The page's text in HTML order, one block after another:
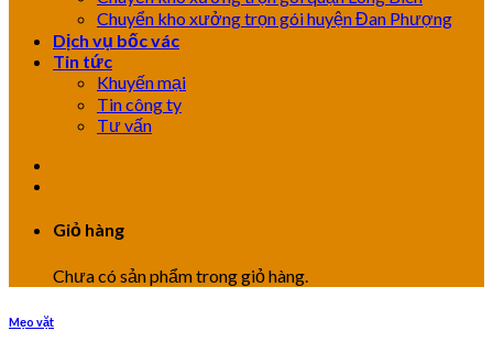
Chuyển kho xưởng trọn gói huyện Đan Phượng
Dịch vụ bốc vác
Tin tức
Khuyến mại
Tin công ty
Tư vấn
Giỏ hàng
Chưa có sản phẩm trong giỏ hàng.
Mẹo vặt